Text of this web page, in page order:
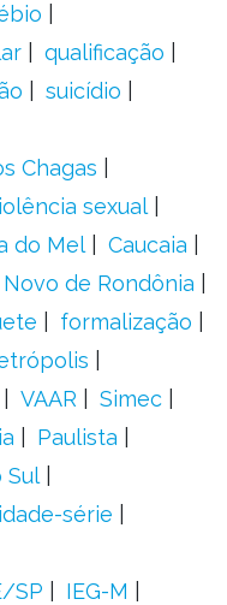
qualificação
suicídio
Chagas
sexual
do Mel
Caucaia
de Rondônia
formalização
VAAR
Simec
Paulista
Sul
série
SP
IEG-M